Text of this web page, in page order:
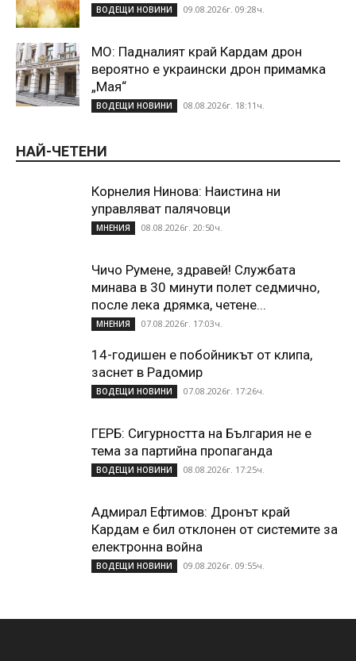
ВОДЕЩИ НОВИНИ 09.08.2026г. 09:28ч.
МО: Падналият край Кардам дрон
вероятно е украински дрон примамка
„Мая“
ВОДЕЩИ НОВИНИ 08.08.2026г. 18:11ч.
НАЙ-ЧЕТЕНИ
Корнелия Нинова: Наистина ни
управляват палячовци
МНЕНИЯ 08.08.2026г. 20:50ч.
Чичо Румене, здравей! Службата
минава в 30 минути полет седмично,
после лека дрямка, четене...
МНЕНИЯ 07.08.2026г. 17:03ч.
14-годишен е побойникът от клипа,
заснет в Радомир
ВОДЕЩИ НОВИНИ 07.08.2026г. 17:26ч.
ГЕРБ: Сигурността на България не е
тема за партийна пропаганда
ВОДЕЩИ НОВИНИ 08.08.2026г. 17:25ч.
Адмирал Ефтимов: Дронът край
Кардам е бил отклонен от системите за
електронна война
ВОДЕЩИ НОВИНИ 09.08.2026г. 09:55ч.